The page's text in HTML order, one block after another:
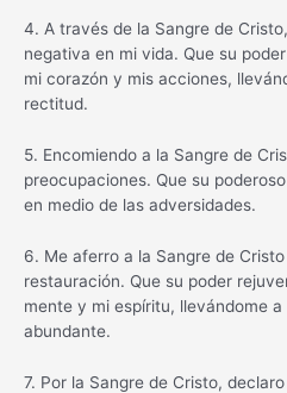
4. A través de la Sangre de
negativa en mi vida. Que su
mi corazón y mis acciones,
rectitud.
5. Encomiendo a la Sangre de
preocupaciones. Que su
en medio de las adversidades.
6. Me aferro a la Sangre de
restauración. Que su poder
mente y mi espíritu, llevándome
abundante.
7. Por la Sangre de Cristo,